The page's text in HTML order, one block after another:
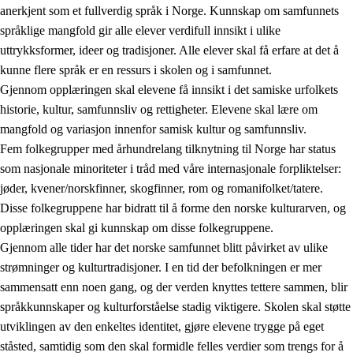
anerkjent som et fullverdig språk i Norge. Kunnskap om samfunnets
språklige mangfold gir alle elever verdifull innsikt i ulike
uttrykksformer, ideer og tradisjoner. Alle elever skal få erfare at det å
kunne flere språk er en ressurs i skolen og i samfunnet.
Gjennom opplæringen skal elevene få innsikt i det samiske urfolkets
historie, kultur, samfunnsliv og rettigheter. Elevene skal lære om
mangfold og variasjon innenfor samisk kultur og samfunnsliv.
Fem folkegrupper med århundrelang tilknytning til Norge har status
som nasjonale minoriteter i tråd med våre internasjonale forpliktelser:
jøder, kvener/norskfinner, skogfinner, rom og romanifolket/tatere.
Disse folkegruppene har bidratt til å forme den norske kulturarven, og
opplæringen skal gi kunnskap om disse folkegruppene.
Gjennom alle tider har det norske samfunnet blitt påvirket av ulike
strømninger og kulturtradisjoner. I en tid der befolkningen er mer
sammensatt enn noen gang, og der verden knyttes tettere sammen, blir
språkkunnskaper og kulturforståelse stadig viktigere. Skolen skal støtte
utviklingen av den enkeltes identitet, gjøre elevene trygge på eget
ståsted, samtidig som den skal formidle felles verdier som trengs for å